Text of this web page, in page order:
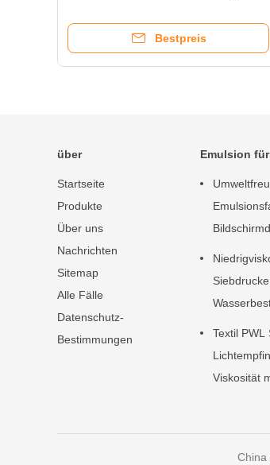
Bestpreis
über
Startseite
Produkte
Über uns
Nachrichten
Sitemap
Alle Fälle
Datenschutz-
Bestimmungen
Emulsion
Textil PWL
Viskosität
China